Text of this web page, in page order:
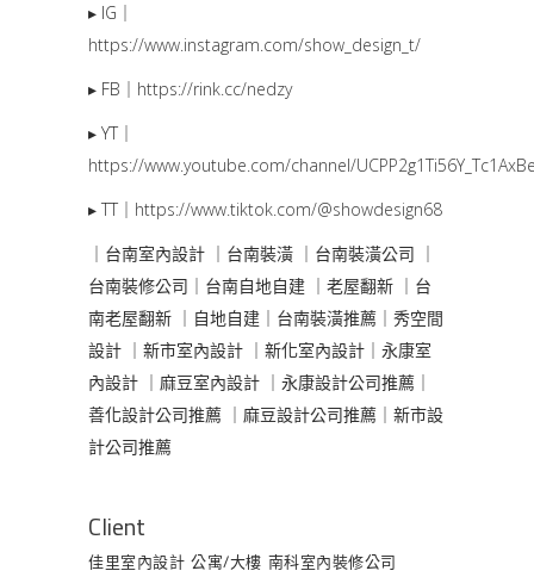
▸ IG｜
https://www.instagram.com/show_design_t/
▸ FB｜ https://rink.cc/nedzy
▸ YT｜
https://www.youtube.com/channel/
▸ TT｜ https://www.tiktok.com/@showdesign68
｜台南室內設計 ｜ 台南裝潢 ｜ 台南裝潢公司 ｜
台南裝修公司｜ 台南自地自建 ｜ 老屋翻新 ｜ 台
南老屋翻新 ｜ 自地自建｜ 台南裝潢推薦｜ 秀空間
設計 ｜ 新市室內設計 ｜ 新化室內設計｜ 永康室
內設計 ｜ 麻豆室內設計 ｜ 永康設計公司推薦｜
善化設計公司推薦 ｜ 麻豆設計公司推薦｜ 新市設
計公司推薦
Client
佳里室內設計 公寓/大樓 南科室內裝修公司